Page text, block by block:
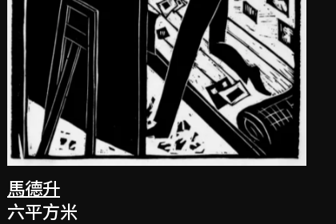
馬德升
六平方米